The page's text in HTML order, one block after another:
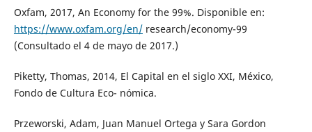
Oxfam, 2017, An Economy for the 99%. Disponible en:
https://www.oxfam.org/en/research/economy-99
(Consultado el 4 de mayo de 2017.)
Piketty, Thomas, 2014, El Capital en el siglo XXI, México,
Fondo de Cultura Eco- nómica.
Przeworski, Adam, Juan Manuel Ortega y Sara Gordon